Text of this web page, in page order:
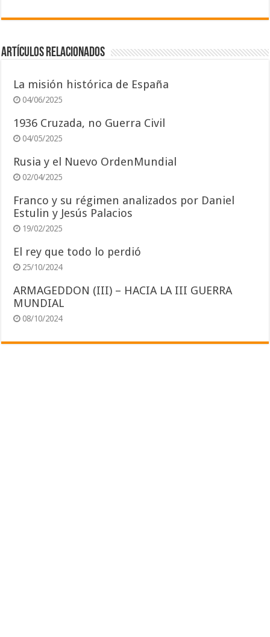
Artículos relacionados
La misión histórica de España
04/06/2025
1936 Cruzada, no Guerra Civil
04/05/2025
Rusia y el Nuevo OrdenMundial
02/04/2025
Franco y su régimen analizados por Daniel
Estulin y Jesús Palacios
19/02/2025
El rey que todo lo perdió
25/10/2024
ARMAGEDDON (III) – HACIA LA III GUERRA
MUNDIAL
08/10/2024